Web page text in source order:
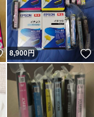
いいね！
8,900円